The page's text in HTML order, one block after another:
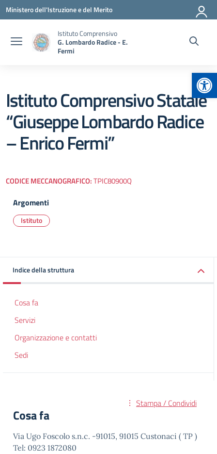
Vai ai contenuti
Vai al menu di navigazione
Vai al footer
Ministero dell'Istruzione e del Merito
Istituto Comprensivo
G. Lombardo Radice - E.
Fermi
Istituto Comprensivo Statale
“Giuseppe Lombardo Radice
– Enrico Fermi”
CODICE MECCANOGRAFICO:TPIC80900Q
Argomenti
Istituto
Indice della struttura
Cosa fa
Servizi
Organizzazione e contatti
Sedi
Stampa / Condividi
Cosa fa
Via Ugo Foscolo s.n.c. -91015, 91015 Custonaci ( TP )
Tel: 0923 1872080